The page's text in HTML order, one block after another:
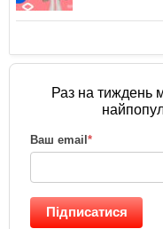
Раз на тиждень
Ваш email*
Підписатися